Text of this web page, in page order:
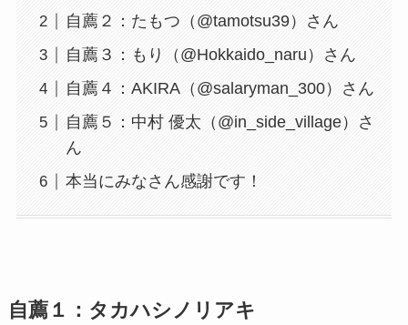
自薦２：たもつ（@tamotsu39）さん
自薦３：もり（@Hokkaido_naru）さん
自薦４：AKIRA（@salaryman_300）さん
自薦５：中村 優太（@in_side_village）さ
ん
本当にみなさん感謝です！
自薦１：タカハシノリアキ